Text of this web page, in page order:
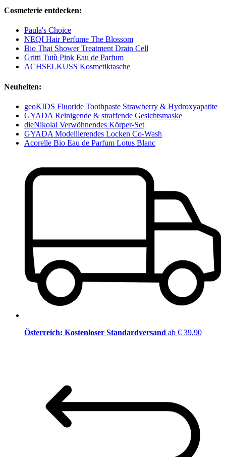
Cosmeterie entdecken:
Paula's Choice
NEQI Hair Perfume The Blossom
Bio Thai Shower Treatment Drain Cell
Gritti Tutù Pink Eau de Parfum
ACHSELKUSS Kosmetiktasche
Neuheiten:
geoKIDS Fluoride Toothpaste Strawberry & Hydroxyapatite
GYADA Reinigende & straffende Gesichtsmaske
dieNikolai Verwöhnendes Körper-Set
GYADA Modellierendes Locken Co-Wash
Acorelle Bio Eau de Parfum Lotus Blanc
Österreich: Kostenloser Standardversand ab € 39,90